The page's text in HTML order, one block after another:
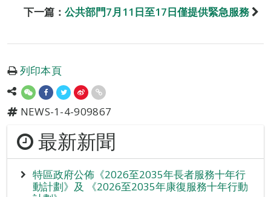
下一篇： 公共部門7月11日至17日僅提供緊急服務
列印本頁
NEWS-1-4-909867
最新新聞
特區政府公佈《2026至2035年長者服務十年行
動計劃》及 《2026至2035年康復服務十年行動